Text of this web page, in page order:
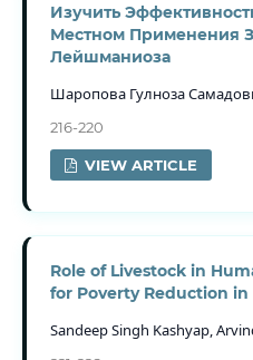
Изучить
Местном Применения
Лейшманиоза
Шаропова Гулноза
216-220
VIEW ARTICLE
Role of Livestock in
for Poverty Reduction
Sandeep Singh Kashyap,